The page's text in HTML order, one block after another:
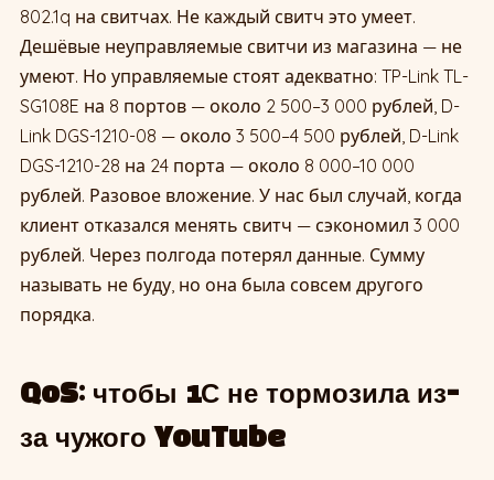
802.1q на свитчах. Не каждый свитч это умеет.
Дешёвые неуправляемые свитчи из магазина — не
умеют. Но управляемые стоят адекватно: TP-Link TL-
SG108E на 8 портов — около 2 500–3 000 рублей, D-
Link DGS-1210-08 — около 3 500–4 500 рублей, D-Link
DGS-1210-28 на 24 порта — около 8 000–10 000
рублей. Разовое вложение. У нас был случай, когда
клиент отказался менять свитч — сэкономил 3 000
рублей. Через полгода потерял данные. Сумму
называть не буду, но она была совсем другого
порядка.
QoS: чтобы 1С не тормозила из-
за чужого YouTube